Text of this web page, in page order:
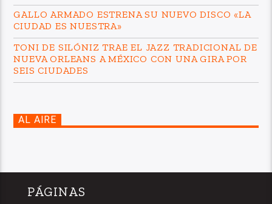
GALLO ARMADO ESTRENA SU NUEVO DISCO «LA
CIUDAD ES NUESTRA»
TONI DE SILÓNIZ TRAE EL JAZZ TRADICIONAL DE
NUEVA ORLEANS A MÉXICO CON UNA GIRA POR
SEIS CIUDADES
AL AIRE
PÁGINAS